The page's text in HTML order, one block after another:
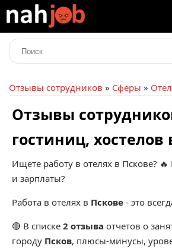
Отзывы сотрудников » Сферы »
Отзывы
гостиниц, хостелов
Ищете работу в отелях в Пскове? 🔥
и зарплаты?
Работа в отелях в Пскове - это
🔴 В списке 2 отзыва отчетов о
городу Псков, плюсы-минусы,